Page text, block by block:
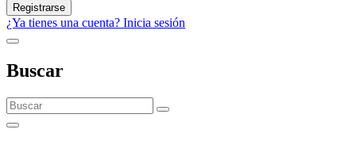
Registrarse
¿Ya tienes una cuenta? Inicia sesión
Buscar